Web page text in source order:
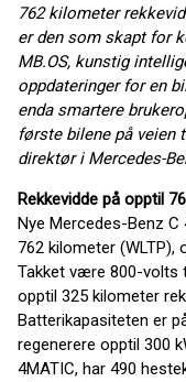
762 kilometer
er den som skapt for
MB.OS, kunstig
oppdateringer for en
enda smartere
første bilene på veien
direktør i Mercedes-
Rekkevidde på opptil
Nye Mercedes-Benz C
762 kilometer (WLTP),
Takket være 800-volts
opptil 325 kilometer
Batterikapasiteten er
regenerere opptil 300
4MATIC, har 490